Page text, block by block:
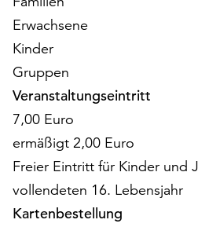
Funktionale
Cookies
werden
auch
ohne
Ihr
Einverständnis
weiterhin
ausgeführt.
Möchten
Sie
Erwachsene
Kinder
Gruppen
Veranstaltungseintritt
7,00 Euro
ermäßigt 2,00 Euro
Freier Eintritt für Kinder und
vollendeten 16. Lebensjahr
Kartenbestellung